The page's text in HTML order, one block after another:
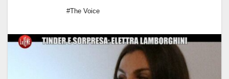
#The Voice